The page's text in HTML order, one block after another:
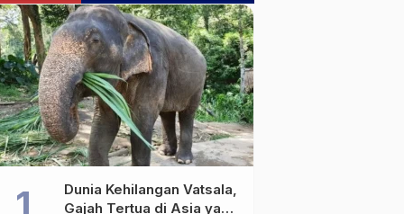
Dunia Kehilangan Vatsala,
Gajah Tertua di Asia yang